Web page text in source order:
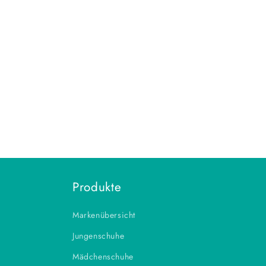
Produkte
Markenübersicht
Jungenschuhe
Mädchenschuhe